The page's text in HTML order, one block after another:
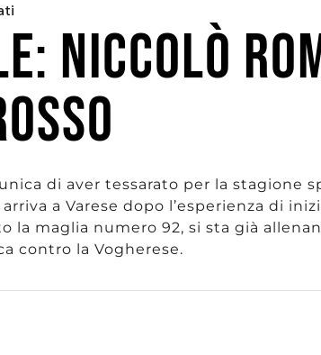
NICCOLÒ
di aver tessarato per la stagione
a Varese dopo l’esperienza di
la maglia numero 92, si sta già
contro la Vogherese.